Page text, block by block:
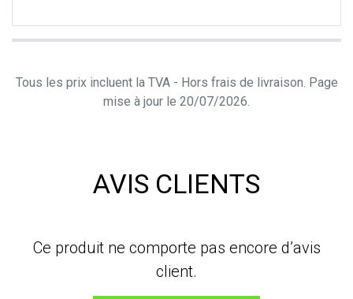
Tous les prix incluent la TVA - Hors frais de livraison. Page
mise à jour le 20/07/2026.
AVIS CLIENTS
Ce produit ne comporte pas encore d’avis
client.